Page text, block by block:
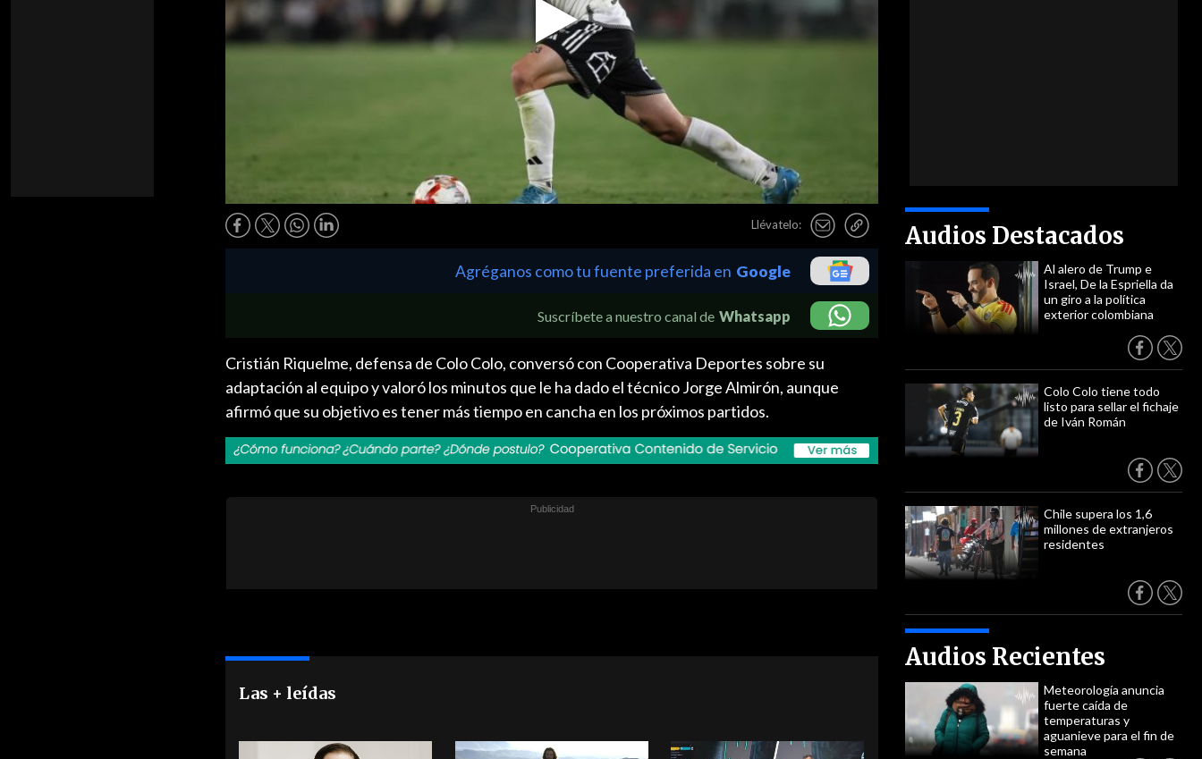
Video
Llévatelo: Audios Destacados
Al alero de Trump e
Israel, De la Espriella da
un giro a la política
exterior colombiana
Colo Colo tiene todo
listo para sellar el fichaje
de Iván Román
Chile supera los 1,6
millones de extranjeros
residentes
Audios Recientes
Meteorología anuncia
fuerte caída de
temperaturas y
aguanieve para el fin de
semana
Agréganos como tu fuente preferida en Google
Suscríbete a nuestro canal de Whatsapp
Cristián Riquelme, defensa de Colo Colo, conversó con Cooperativa Deportes sobre su
adaptación al equipo y valoró los minutos que le ha dado el técnico Jorge Almirón, aunque
afirmó que su objetivo es tener más tiempo en cancha en los próximos partidos.
Las + leídas